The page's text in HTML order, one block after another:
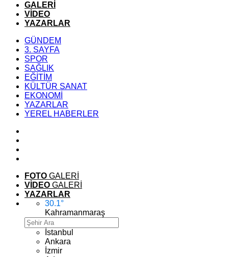
GALERİ
VİDEO
YAZARLAR
GÜNDEM
3. SAYFA
SPOR
SAĞLIK
EĞİTİM
KÜLTÜR SANAT
EKONOMİ
YAZARLAR
YEREL HABERLER
FOTO GALERİ
VİDEO GALERİ
YAZARLAR
30.1°
Kahramanmaraş
İstanbul
Ankara
İzmir